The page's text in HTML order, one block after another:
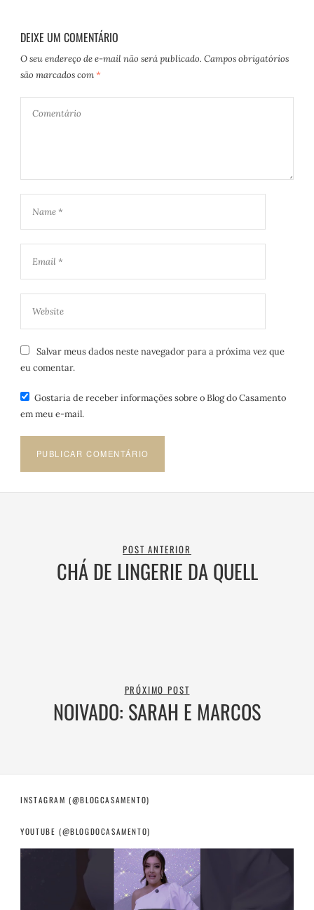
DEIXE UM COMENTÁRIO
O seu endereço de e-mail não será publicado. Campos obrigatórios
são marcados com *
Salvar meus dados neste navegador para a próxima vez que
eu comentar.
Gostaria de receber informações sobre o Blog do Casamento
em meu e-mail.
POST ANTERIOR
CHÁ DE LINGERIE DA QUELL
PRÓXIMO POST
NOIVADO: SARAH E MARCOS
INSTAGRAM (@BLOGCASAMENTO)
YOUTUBE (@BLOGDOCASAMENTO)